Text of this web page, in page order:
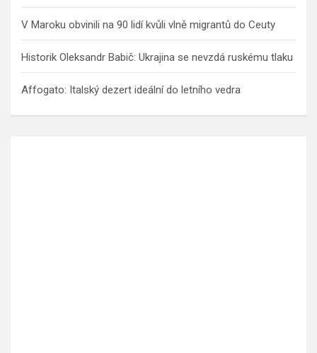
V Maroku obvinili na 90 lidí kvůli vlně migrantů do Ceuty
Historik Oleksandr Babič: Ukrajina se nevzdá ruskému tlaku
Affogato: Italský dezert ideální do letního vedra